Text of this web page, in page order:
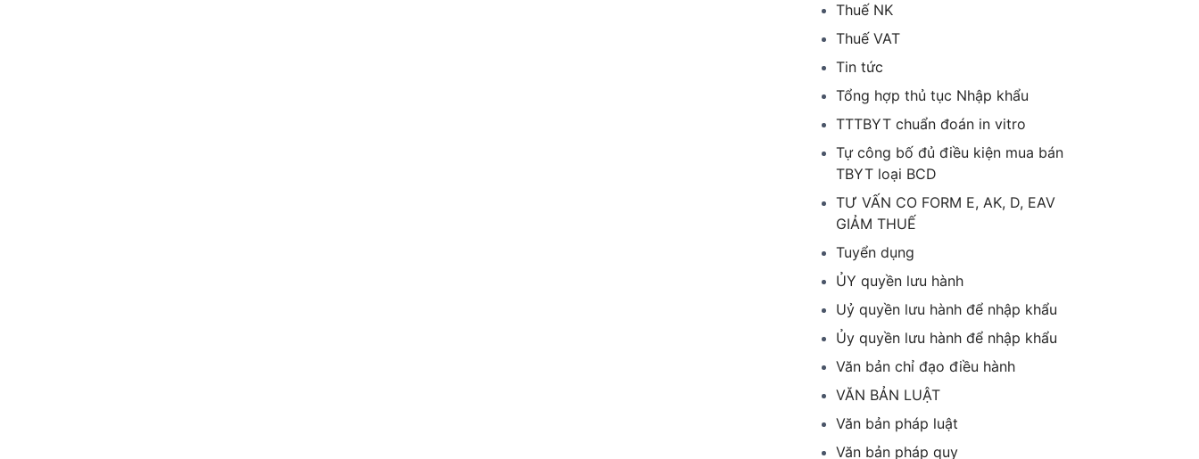
Thuế NK
Thuế VAT
Tin tức
Tổng hợp thủ tục Nhập khẩu
TTTBYT chuẩn đoán in vitro
Tự công bố đủ điều kiện mua bán
TBYT loại BCD
TƯ VẤN CO FORM E, AK, D, EAV
GIẢM THUẾ
Tuyển dụng
ỦY quyền lưu hành
Uỷ quyền lưu hành để nhập khẩu
Ủy quyền lưu hành để nhập khẩu
Văn bản chỉ đạo điều hành
VĂN BẢN LUẬT
Văn bản pháp luật
Văn bản pháp quy